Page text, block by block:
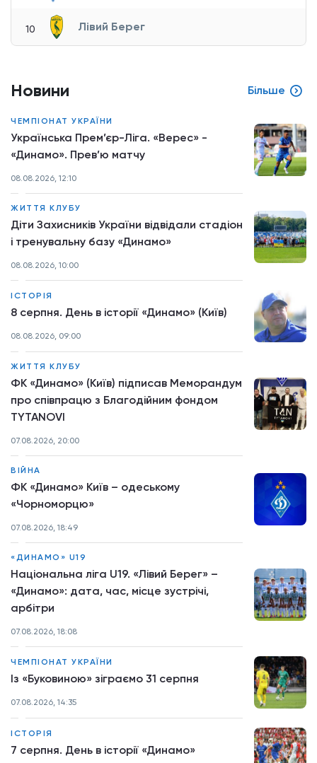
10 Лівий Берег
Новини Більше
ЧЕМПІОНАТ УКРАЇНИ
Українська Прем’єр-Ліга. «Верес» -
«Динамо». Прев’ю матчу
08.08.2026, 12:10
ЖИТТЯ КЛУБУ
Діти Захисників України відвідали стадіон
і тренувальну базу «Динамо»
08.08.2026, 10:00
ІСТОРІЯ
8 серпня. День в історії «Динамо» (Київ)
08.08.2026, 09:00
ЖИТТЯ КЛУБУ
ФК «Динамо» (Київ) підписав Меморандум
про співпрацю з Благодійним фондом
TYTANOVI
07.08.2026, 20:00
ВІЙНА
ФК «Динамо» Київ – одеському
«Чорноморцю»
07.08.2026, 18:49
«ДИНАМО» U19
Національна ліга U19. «Лівий Берег» –
«Динамо»: дата, час, місце зустрічі,
арбітри
07.08.2026, 18:08
ЧЕМПІОНАТ УКРАЇНИ
Із «Буковиною» зіграємо 31 серпня
07.08.2026, 14:35
ІСТОРІЯ
7 серпня. День в історії «Динамо»